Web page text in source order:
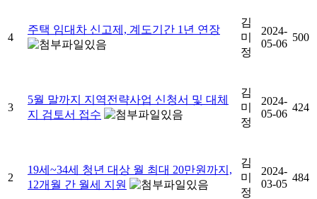
4
주택 임대차 신고제, 계도기간 1년 연장
김
미
정
2024-
05-06
500
3
5월 말까지 지역전략사업 신청서 및 대체
지 검토서 접수
김
미
정
2024-
05-06
424
2
19세~34세 청년 대상 월 최대 20만원까지,
12개월 간 월세 지원
김
미
정
2024-
03-05
484